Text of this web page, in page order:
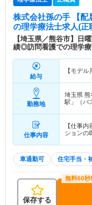
株式会社孫の手 【配
の理学療法士求人(正
【埼玉県／熊谷市】日
績◎訪問看護での理学療
給与
【モデル
勤務地
埼玉県 熊
駅」（バ
仕事内容
【仕事
ションの
車通勤可 住宅手当・
保存する